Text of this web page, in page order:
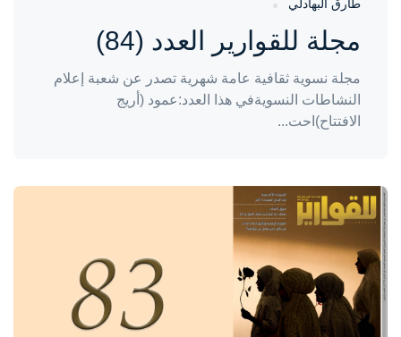
طارق البهادلي
مجلة للقوارير العدد (84)
مجلة نسوية ثقافية عامة شهرية تصدر عن شعبة إعلام
النشاطات النسويةفي هذا العدد:عمود (أريج
الافتتاح)احت...
واحة المرأة